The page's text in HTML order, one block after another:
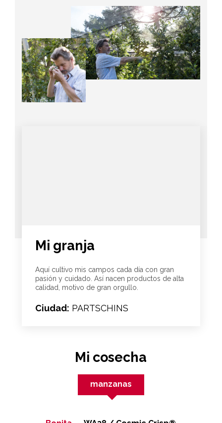
Mi granja
Aquí cultivo mis campos cada día con gran
pasión y cuidado. Así nacen productos de alta
calidad, motivo de gran orgullo.
Ciudad: PARTSCHINS
Mi cosecha
manzanas